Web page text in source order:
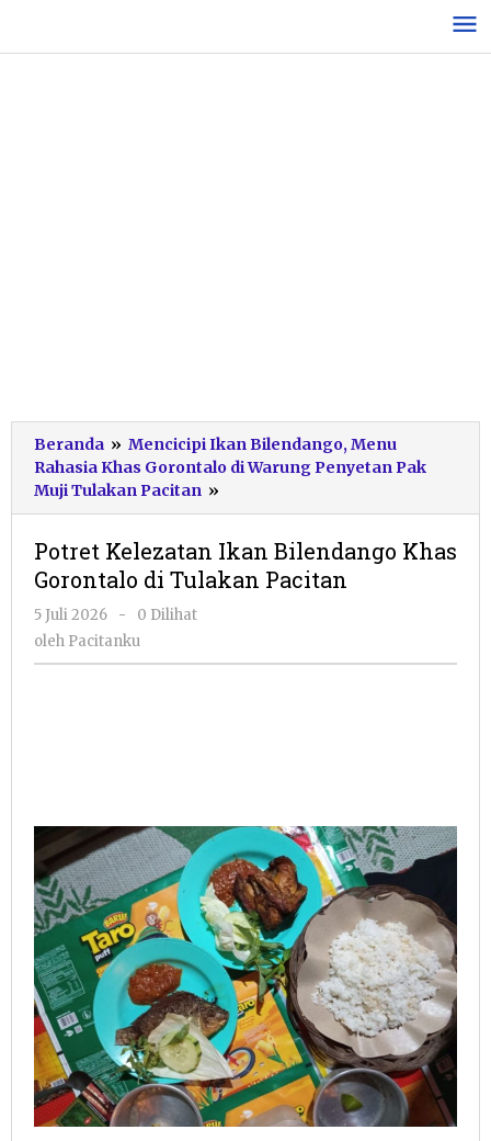
konten
Beranda » Mencicipi Ikan Bilendango, Menu
Rahasia Khas Gorontalo di Warung Penyetan Pak
Muji Tulakan Pacitan »
Kelezatan
Bilendango
Khas
Potret Kelezatan Ikan Bilendango Khas
Gorontalo di Tulakan Pacitan
5 Juli 2026
oleh
Pacitanku
-
0 Dilihat
oleh Pacitanku